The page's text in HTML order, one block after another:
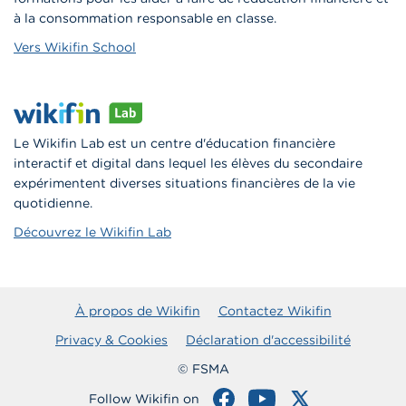
à la consommation responsable en classe.
Vers Wikifin School
Le Wikifin Lab est un centre d'éducation financière
interactif et digital dans lequel les élèves du secondaire
expérimentent diverses situations financières de la vie
quotidienne.
Découvrez le Wikifin Lab
À propos de Wikifin
Contactez Wikifin
Privacy & Cookies
Déclaration d'accessibilité
© FSMA
Follow Wikifin on